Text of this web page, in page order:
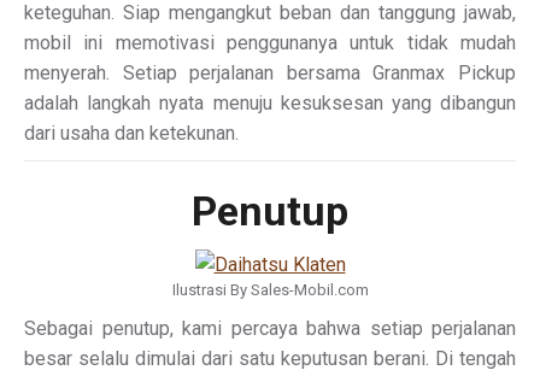
keteguhan. Siap mengangkut beban dan tanggung jawab,
mobil ini memotivasi penggunanya untuk tidak mudah
menyerah. Setiap perjalanan bersama Granmax Pickup
adalah langkah nyata menuju kesuksesan yang dibangun
dari usaha dan ketekunan.
Penutup
Ilustrasi By Sales-Mobil.com
Sebagai penutup, kami percaya bahwa setiap perjalanan
besar selalu dimulai dari satu keputusan berani. Di tengah